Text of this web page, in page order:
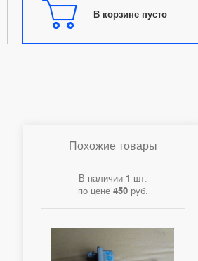
В корзине пусто
Похожие товары
В наличии 1 шт.
по цене 450руб.